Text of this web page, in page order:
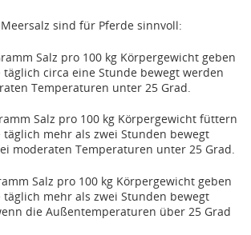
sind für Pferde sinnvoll:
Salz pro 100 kg Körpergewicht geben
circa eine Stunde bewegt werden
Temperaturen unter 25 Grad.
Salz pro 100 kg Körpergewicht füttern
mehr als zwei Stunden bewegt
moderaten Temperaturen unter 25 Grad.
Salz pro 100 kg Körpergewicht geben
mehr als zwei Stunden bewegt
die Außentemperaturen über 25 Grad